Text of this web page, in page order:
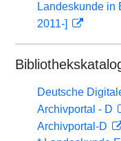
Landeskunde in
2011-]
Deutsche
Archivportal - D
Archivportal-D